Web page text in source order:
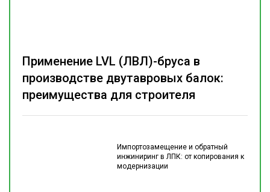
Импортозамещение и обратный
инжиниринг в ЛПК: от копирования к
модернизации
Применение LVL (ЛВЛ)-бруса в
производстве двутавровых балок:
преимущества для строителя